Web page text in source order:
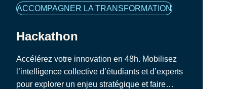
Famille
programmes
ACCOMPAGNER LA TRANSFORMATION
Hackathon
Accélérez votre innovation en 48h. Mobilisez
l’intelligence collective d’étudiants et d’experts
pour explorer un enjeu stratégique et faire